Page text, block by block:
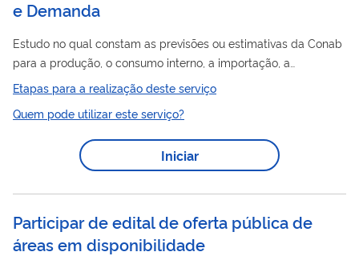
e Demanda
Estudo no qual constam as previsões ou estimativas da Conab
para a produção, o consumo interno, a importação, a
exportação e os estoques finais dos principais produtos
agrícolas, além de dados de alojamento, rebanho,
disponibilidade interna, população e disponibilidade per capita
para as proteínas animais. As informações são especialmente
importantes no processo de tomada de decisão pelos mais
estimativas e, assim, conseguem analisar o...
Etapas para a realização deste serviço
Quem pode utilizar este serviço?
Iniciar
Participar de edital de oferta pública de
áreas em disponibilidade